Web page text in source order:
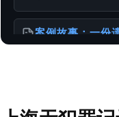
案例故事：一份
@老陈有话说
一张单程证，从